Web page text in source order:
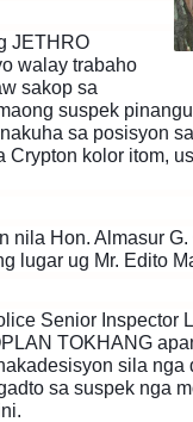
JETHRO
walay trabaho
sakop sa
suspek
sa posisyon
Crypton kolor itom,
nila Hon. AlmasurG.
lugar ug Mr. Edito
Senior Inspector
TOKHANG
sila
sa suspek nga